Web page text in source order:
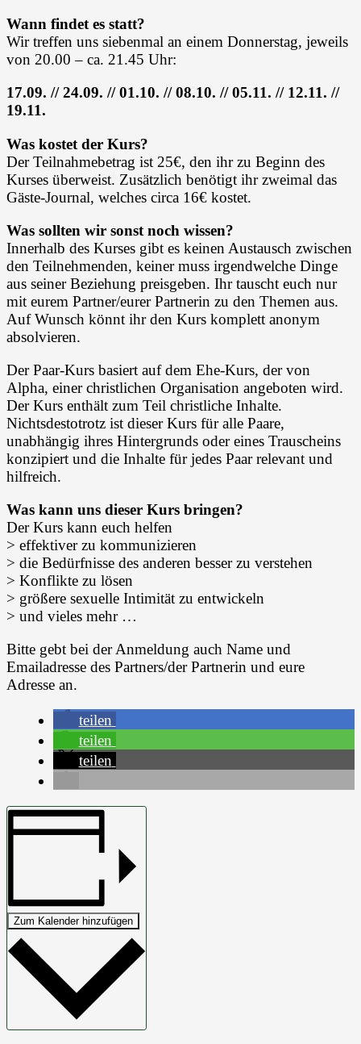
Wann findet es statt?
Wir treffen uns siebenmal an einem Donnerstag, jeweils
von 20.00 – ca. 21.45 Uhr:
17.09. // 24.09. // 01.10. // 08.10. // 05.11. // 12.11. //
19.11.
Was kostet der Kurs?
Der Teilnahmebetrag ist 25€, den ihr zu Beginn des
Kurses überweist. Zusätzlich benötigt ihr zweimal das
Gäste-Journal, welches circa 16€ kostet.
Was sollten wir sonst noch wissen?
Innerhalb des Kurses gibt es keinen Austausch zwischen
den Teilnehmenden, keiner muss irgendwelche Dinge
aus seiner Beziehung preisgeben. Ihr tauscht euch nur
mit eurem Partner/eurer Partnerin zu den Themen aus.
Auf Wunsch könnt ihr den Kurs komplett anonym
absolvieren.
Der Paar-Kurs basiert auf dem Ehe-Kurs, der von
Alpha, einer christlichen Organisation angeboten wird.
Der Kurs enthält zum Teil christliche Inhalte.
Nichtsdestotrotz ist dieser Kurs für alle Paare,
unabhängig ihres Hintergrunds oder eines Trauscheins
konzipiert und die Inhalte für jedes Paar relevant und
hilfreich.
Was kann uns dieser Kurs bringen?
Der Kurs kann euch helfen
> effektiver zu kommunizieren
> die Bedürfnisse des anderen besserzu verstehen
> Konflikte zu lösen
> größere sexuelle Intimität zu entwickeln
> und vieles mehr …
Bitte gebt bei der Anmeldung auch Name und
Emailadresse des Partners/der Partnerin und eure
Adresse an.
teilen
teilen
teilen
Zum Kalender hinzufügen